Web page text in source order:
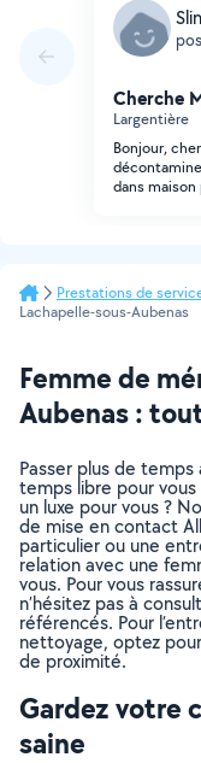
Cherche
Largentière
Bonjour,
dans maison
Prestations de
Lachapelle-sous-Aubenas
Femme de
Aubenas :
Passer plus de
temps libre pour
un luxe pour vous ?
de mise en contact
particulier ou une
relation avec une
vous. Pour vous
n’hésitez pas à
référencés. Pour
nettoyage, optez
de proximité.
Gardez votre
saine